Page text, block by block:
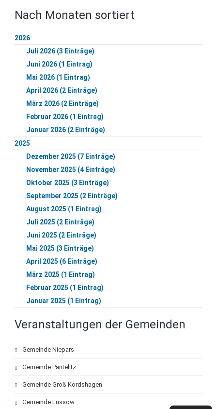
Nach Monaten sortiert
2026
Juli 2026 (3 Einträge)
Juni 2026 (1 Eintrag)
Mai 2026 (1 Eintrag)
April 2026 (2 Einträge)
März 2026 (2 Einträge)
Februar 2026 (1 Eintrag)
Januar 2026 (2 Einträge)
2025
Dezember 2025 (7 Einträge)
November 2025 (4 Einträge)
Oktober 2025 (3 Einträge)
September 2025 (2 Einträge)
August 2025 (1 Eintrag)
Juli 2025 (2 Einträge)
Juni 2025 (2 Einträge)
Mai 2025 (3 Einträge)
April 2025 (6 Einträge)
März 2025 (1 Eintrag)
Februar 2025 (1 Eintrag)
Januar 2025 (1 Eintrag)
Veranstaltungen der Gemeinden
Navigation
überspringen
Gemeinde Niepars
Gemeinde Pantelitz
Gemeinde Groß Kordshagen
Gemeinde Lüssow